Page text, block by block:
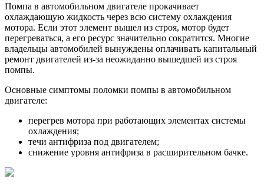
Помпа в автомобильном двигателе прокачивает
охлаждающую жидкость через всю систему охлаждения
мотора. Если этот элемент вышел из строя, мотор будет
перегреваться, а его ресурс значительно сократится. Многие
владельцы автомобилей вынуждены оплачивать капитальный
ремонт двигателей из-за неожиданно вышедшей из строя
помпы.
Основные симптомы поломки помпы в автомобильном
двигателе:
перегрев мотора при работающих элементах системы
охлаждения;
течи антифриза под двигателем;
снижение уровня антифриза в расширительном бачке.